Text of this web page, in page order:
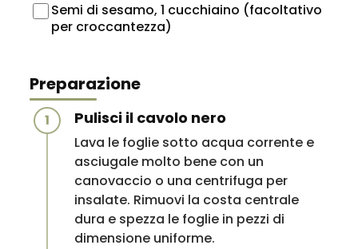
Semi di sesamo, 1 cucchiaino (facoltativo
per croccantezza)
Preparazione
1 Pulisci il cavolo nero
Lava le foglie sotto acqua corrente e
asciugale molto bene con un
canovaccio o una centrifuga per
insalate. Rimuovi la costa centrale
dura e spezza le foglie in pezzi di
dimensione uniforme.